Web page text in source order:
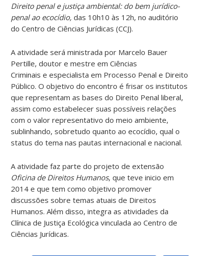
Direito penal e justiça ambiental: do bem jurídico-
penal ao ecocídio,das 10h10 às 12h, no auditório
do Centro de Ciências Jurídicas (CCJ).
A atividade será ministrada por Marcelo Bauer
Pertille, doutor e mestre em Ciências
Criminais e especialista em Processo Penal e Direito
Público. O objetivo do encontro é frisar os institutos
que representam as bases do Direito Penal liberal,
assim como estabelecer suas possíveis relações
com o valor representativo do meio ambiente,
sublinhando, sobretudo quanto ao ecocídio, qual o
status do tema nas pautas internacional e nacional.
A atividade faz parte do projeto de extensão
Oficina de Direitos Humanos, que teve inicio em
2014 e que tem como objetivo promover
discussões sobre temas atuais de Direitos
Humanos. Além disso, integra as atividades da
Clínica de Justiça Ecológica vinculada ao Centro de
Ciências Jurídicas.